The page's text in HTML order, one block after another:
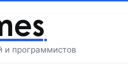
и программистов